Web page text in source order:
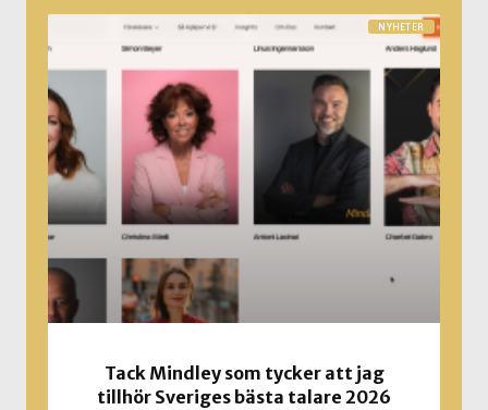
NYHETER
Tack Mindley som tycker att jag
tillhör Sveriges bästa talare 2026